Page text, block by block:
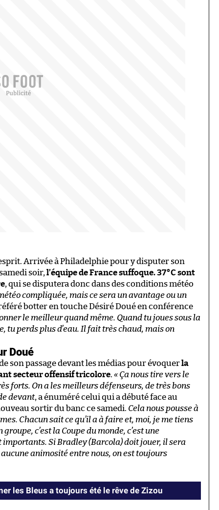
Arrivée à Philadelphie pour y disputer son
soir, l’équipe de France suffoque. 37°C sont
, qui se disputera donc dans des conditions météo
compliquée, mais ce sera un avantage ou un
botter en touche Désiré Doué en conférence
le meilleur quand même. Quand tu joues sous la
tu perds plus d’eau. Il fait très chaud, mais on
Doué
son passage devant les médias pour évoquerla
secteur offensif tricolore. « Ça nous tire vers le
forts. On a les meilleurs défenseurs, de très bons
devant, a énuméré celui qui a débuté face au
sortir du banc ce samedi. Cela nous pousse à
Chacun sait ce qu’il a à faire et, moi, je me tiens
c’est la Coupe du monde, c’est une
importants. Si Bradley(Barcola)doit jouer, il sera
animosité entre nous, on est toujours
les Bleus a toujours été le rêve de Zizou